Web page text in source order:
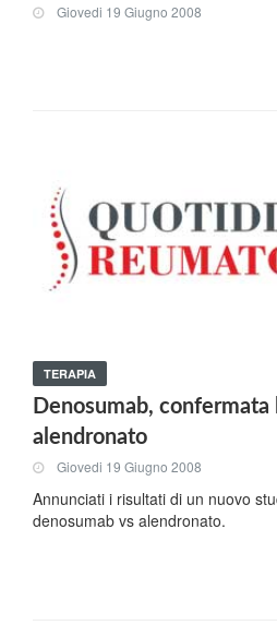
Giovedi 19 Giugno 2008
TERAPIA
Denosumab,
alendronato
Giovedi 19 Giugno 2008
Annunciati i risultati di un nuovo
denosumab vs alendronato.